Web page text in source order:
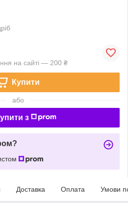
на сайті — 200 ₴
Купити
або
з
Доставка Оплата Умови